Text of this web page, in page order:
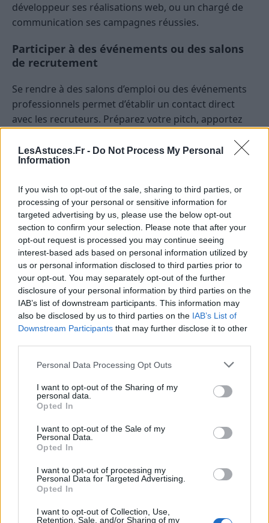
LesAstuces.Fr - Do Not Process My Personal
Information
If you wish to opt-out of the sale, sharing to third parties, or
processing of your personal or sensitive information for
targeted advertising by us, please use the below opt-out
section to confirm your selection. Please note that after your
opt-out request is processed you may continue seeing
interest-based ads based on personal information utilized by
us or personal information disclosed to third parties prior to
your opt-out. You may separately opt-out of the further
disclosure of your personal information by third parties on the
IAB’s list of downstream participants. This information may
also be disclosed by us to third parties on the IAB’s List of
Downstream Participants that may further disclose it to other
Personal Data Processing Opt Outs
I want to opt-out of the Sharing of my
personal data.
Opted In
I want to opt-out of the Sale of my
Personal Data.
Opted In
I want to opt-out of processing my
Personal Data for Targeted Advertising.
Opted In
I want to opt-out of Collection, Use,
Retention, Sale, and/or Sharing of my
développeur ses réalisations web, ou un chargé de
communication ses campagnes réussies.
Participer à des événements ou des salons
de recrutement
Se rendre à des salons d’emploi ou des événements
professionnels permet d’établir un contact direct
avec les recruteurs. Préparez votre pitch, apportez
pertinentes pour montrer votre intérêt réel pour
l’entreprise.
Valoriser ses compétences
transversales et sa motivation
Mettre en avant ses qualités personnelles
Des traits comme la capacité d’adaptation, la
motivation, la résilience ou la curiosité sont très
appréciés. Au moment de l’entretien ou dans la lettre,
illustrez ces qualités par des exemples concrets issus
de votre parcours.
Montrer sa motivation et son intérêt pour
l’entreprise
Les recruteurs aiment sentir que le candidat s’est
renseigné sur l’entreprise et partage ses valeurs.
de l’entreprise qui vous ont particulièrement motivé.
Se préparer efficacement pour
l’entretien
Anticiper les questions classiques